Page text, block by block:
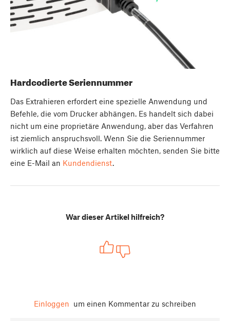
Hardcodierte Seriennummer
Das Extrahieren erfordert eine spezielle Anwendung und
Befehle, die vom Drucker abhängen. Es handelt sich dabei
nicht um eine proprietäre Anwendung, aber das Verfahren
ist ziemlich anspruchsvoll. Wenn Sie die Seriennummer
wirklich auf diese Weise erhalten möchten, senden Sie bitte
eine E-Mail an Kundendienst.
War dieser Artikel hilfreich?
Einloggen um einen Kommentar zu schreiben